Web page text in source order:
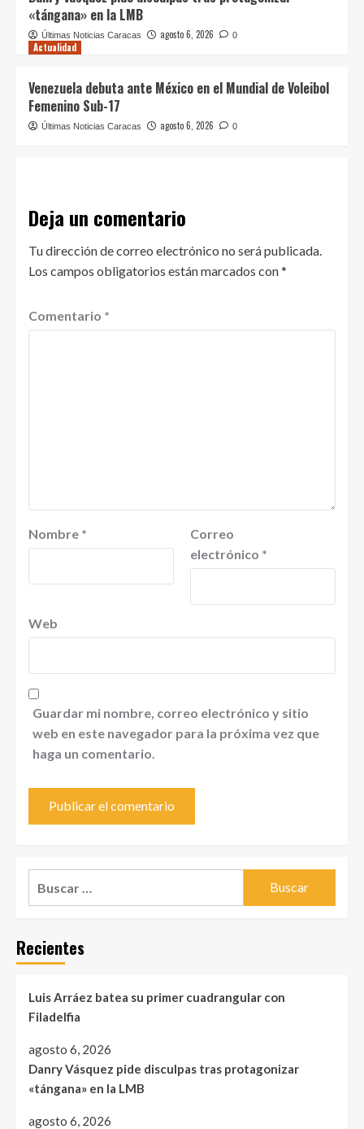
«tángana» en la LMB
Últimas Noticias Caracas agosto 6, 2026 0
Actualidad
Venezuela debuta ante México en el Mundial de Voleibol
Femenino Sub-17
Últimas Noticias Caracas agosto 6, 2026 0
Deja un comentario
Tu dirección de correo electrónico no será publicada.
Los campos obligatorios están marcados con*
Comentario *
Nombre *
Correo
electrónico *
Web
Guardar mi nombre, correo electrónico y sitio
web en este navegador para la próxima vez que
haga un comentario.
Recientes
Luis Arráez batea su primer cuadrangular con
Filadelfia
agosto 6, 2026
Danry Vásquez pide disculpas tras protagonizar
«tángana» en la LMB
agosto 6, 2026